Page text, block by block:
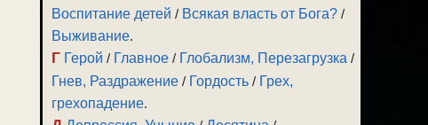
Воспитание детей / Всякая власть от Бога? /
Выживание.
Г Герой / Главное / Глобализм, Перезагрузка /
Гнев, Раздражение / Гордость / Грех,
грехопадение.